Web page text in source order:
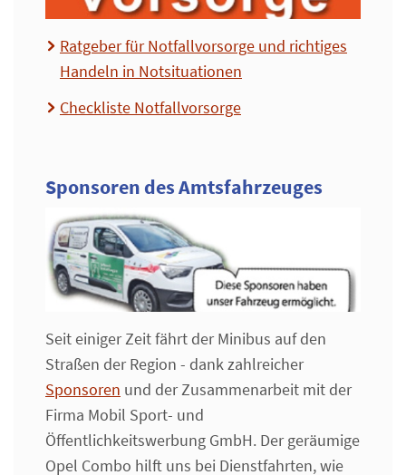
Ratgeber für Notfallvorsorge und richtiges
Handeln in Notsituationen
Checkliste Notfallvorsorge
Sponsoren des Amtsfahrzeuges
Seit einiger Zeit fährt der Minibus auf den
Straßen der Region - dank zahlreicher
Sponsoren und der Zusammenarbeit mit der
Firma Mobil Sport- und
Öffentlichkeitswerbung GmbH. Der geräumige
Opel Combo hilft uns bei Dienstfahrten, wie